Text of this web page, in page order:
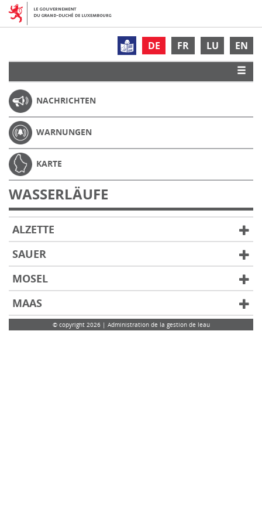
DE FR LU EN
NACHRICHTEN
WARNUNGEN
KARTE
WASSERLÄUFE
ALZETTE
SAUER
MOSEL
MAAS
© copyright 2026 | Administration de la gestion de leau